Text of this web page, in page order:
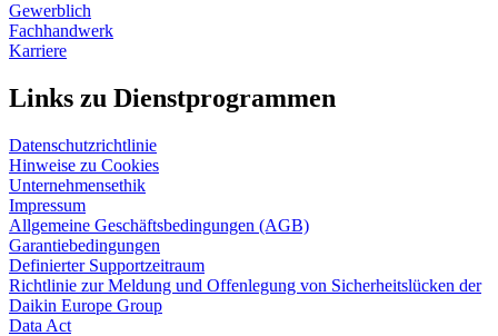
Gewerblich
Fachhandwerk
Karriere
Links zu Dienstprogrammen
Datenschutzrichtlinie
Hinweise zu Cookies
Unternehmensethik
Impressum
Allgemeine Geschäftsbedingungen (AGB)
Garantiebedingungen
Definierter Supportzeitraum
Richtlinie zur Meldung und Offenlegung von Sicherheitslücken der
Daikin Europe Group
Data Act